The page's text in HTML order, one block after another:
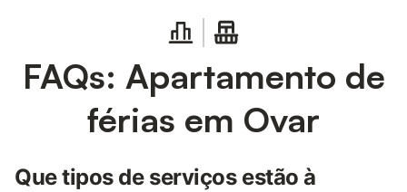
FAQs: Apartamento de
férias em Ovar
Que tipos de serviços estão à